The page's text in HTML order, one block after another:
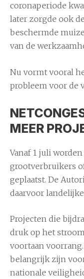
coronaperiode
later zorgde ook
beschermde
van de
Nu vormt vooral
probleem voor de
MEER
Vanaf 1 juli
grootverbruikers
geplaatst. De
daarvoor
Projecten die
druk op het
voortaan
belangrijk zijn
nationale